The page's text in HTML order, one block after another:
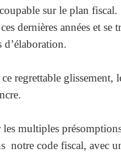
sur le plan
dernières années et se
d’élaboration.
regrettable glissement,
multiples
notre code fiscal, avec